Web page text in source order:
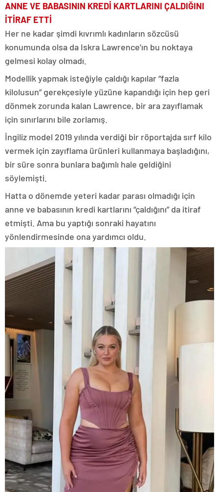
ANNE VE BABASININ KREDİ KARTLARINI ÇALDIĞINI
İTİRAF ETTİ
Her ne kadar şimdi kıvrımlı kadınların sözcüsü
konumunda olsa da Iskra Lawrence’ın bu noktaya
gelmesi kolay olmadı.
Modellik yapmak isteğiyle çaldığı kapılar “fazla
kilolusun” gerekçesiyle yüzüne kapandığı için hep geri
dönmek zorunda kalan Lawrence, bir ara zayıflamak
için sınırlarını bile zorlamış.
İngiliz model 2019 yılında verdiği bir röportajda sırf kilo
vermek için zayıflama ürünleri kullanmaya başladığını,
bir süre sonra bunlara bağımlı hale geldiğini
söylemişti.
Hatta o dönemde yeteri kadar parası olmadığı için
anne ve babasının kredi kartlarını “çaldığını” da itiraf
etmişti. Ama bu yaptığı sonraki hayatını
yönlendirmesinde ona yardımcı oldu.